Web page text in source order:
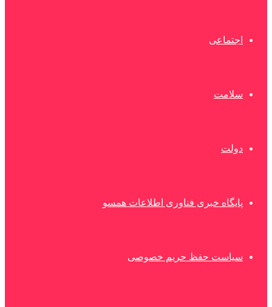
اجتماعی
سلامت
دولت
پایگاه خبری فناوری اطلاعات همسو
سیاست حفظ حریم خصوصی